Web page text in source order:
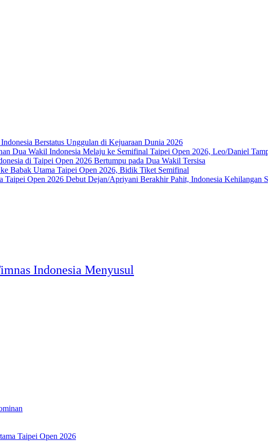
Berstatus Unggulan di Kejuaraan Dunia 2026
Dua Wakil Indonesia Melaju ke Semifinal Taipei Open 2026, Leo/Daniel
di Taipei Open 2026 Bertumpu pada Dua Wakil Tersisa
Babak Utama Taipei Open 2026, Bidik Tiket Semifinal
Debut Dejan/Apriyani Berakhir Pahit, Indonesia Kehilangan
Indonesia Menyusul
Taipei Open 2026